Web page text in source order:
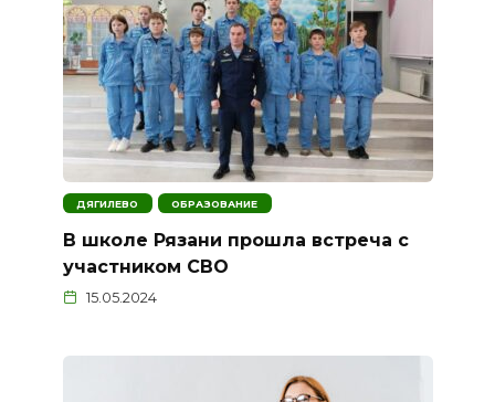
ДЯГИЛЕВО ОБРАЗОВАНИЕ
В школе Рязани прошла встреча с
участником СВО
15.05.2024